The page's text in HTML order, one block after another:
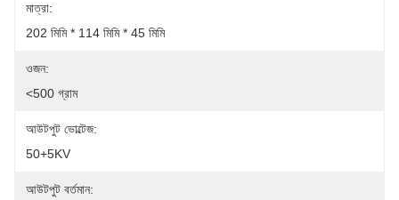
মাত্রা:
202 মিমি * 114 মিমি * 45 মিমি
ওজন:
<500 গ্রাম
আউটপুট ভোল্টেজ:
50+5KV
আউটপুট বর্তমান: